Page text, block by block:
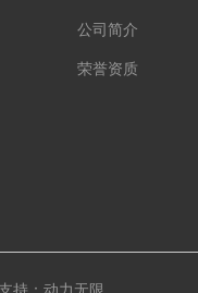
公司简介
荣誉资质